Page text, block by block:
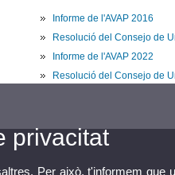
Informe de l'AVAP 2016
Resolució del Consejo de
Informe de l'AVAP 2022
Resolució del Consejo de
privacitat
Per això, t'informem